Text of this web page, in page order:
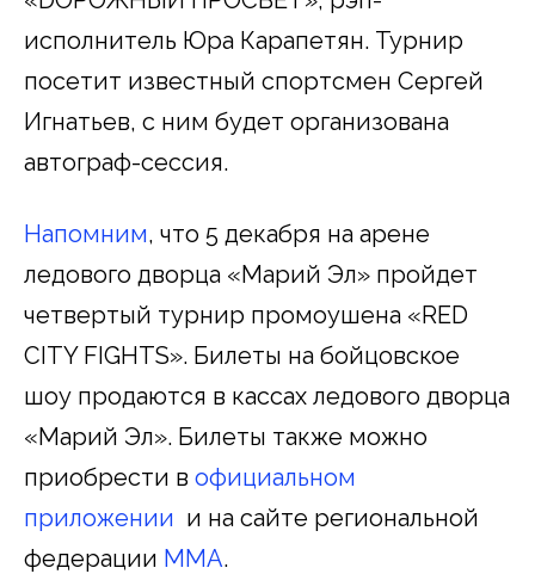
исполнитель Юра Карапетян. Турнир
посетит известный спортсмен Сергей
Игнатьев, с ним будет организована
автограф-сессия.
Напомним, что 5 декабря на арене
ледового дворца «Марий Эл» пройдет
четвертый турнир промоушена «RED
CITY FIGHTS». Билеты на бойцовское
шоу продаются в кассах ледового дворца
«Марий Эл». Билеты также можно
приобрести в официальном
приложении и на сайте региональной
федерации MMA.